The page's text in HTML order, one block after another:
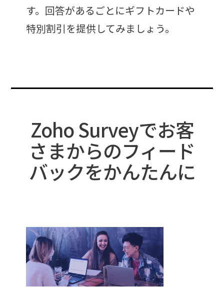
す。回答があるごとにギフトカードや
特別割引を提供してみましょう。
Zoho Surveyでお客
さまからのフィード
バックをかんたんに